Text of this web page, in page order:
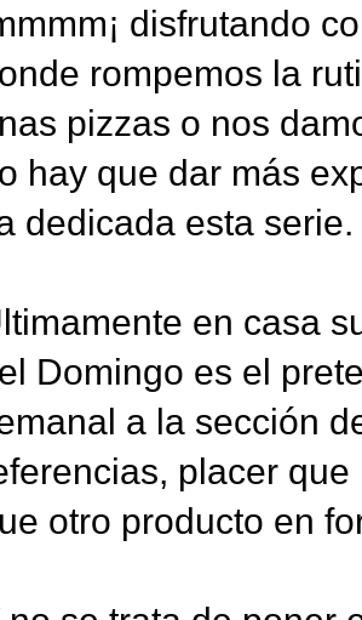
disfrutando
rompemos la
pizzas o nos
hay que dar más
dedicada esta serie.
en casa
Domingo es el
a la sección
placer
otro producto en